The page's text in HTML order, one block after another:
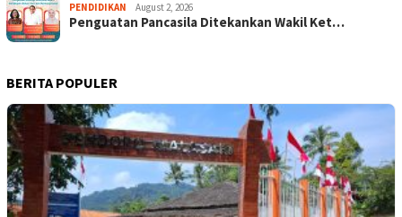
PENDIDIKAN August 2, 2026
Penguatan Pancasila Ditekankan Wakil Ket…
BERITA POPULER